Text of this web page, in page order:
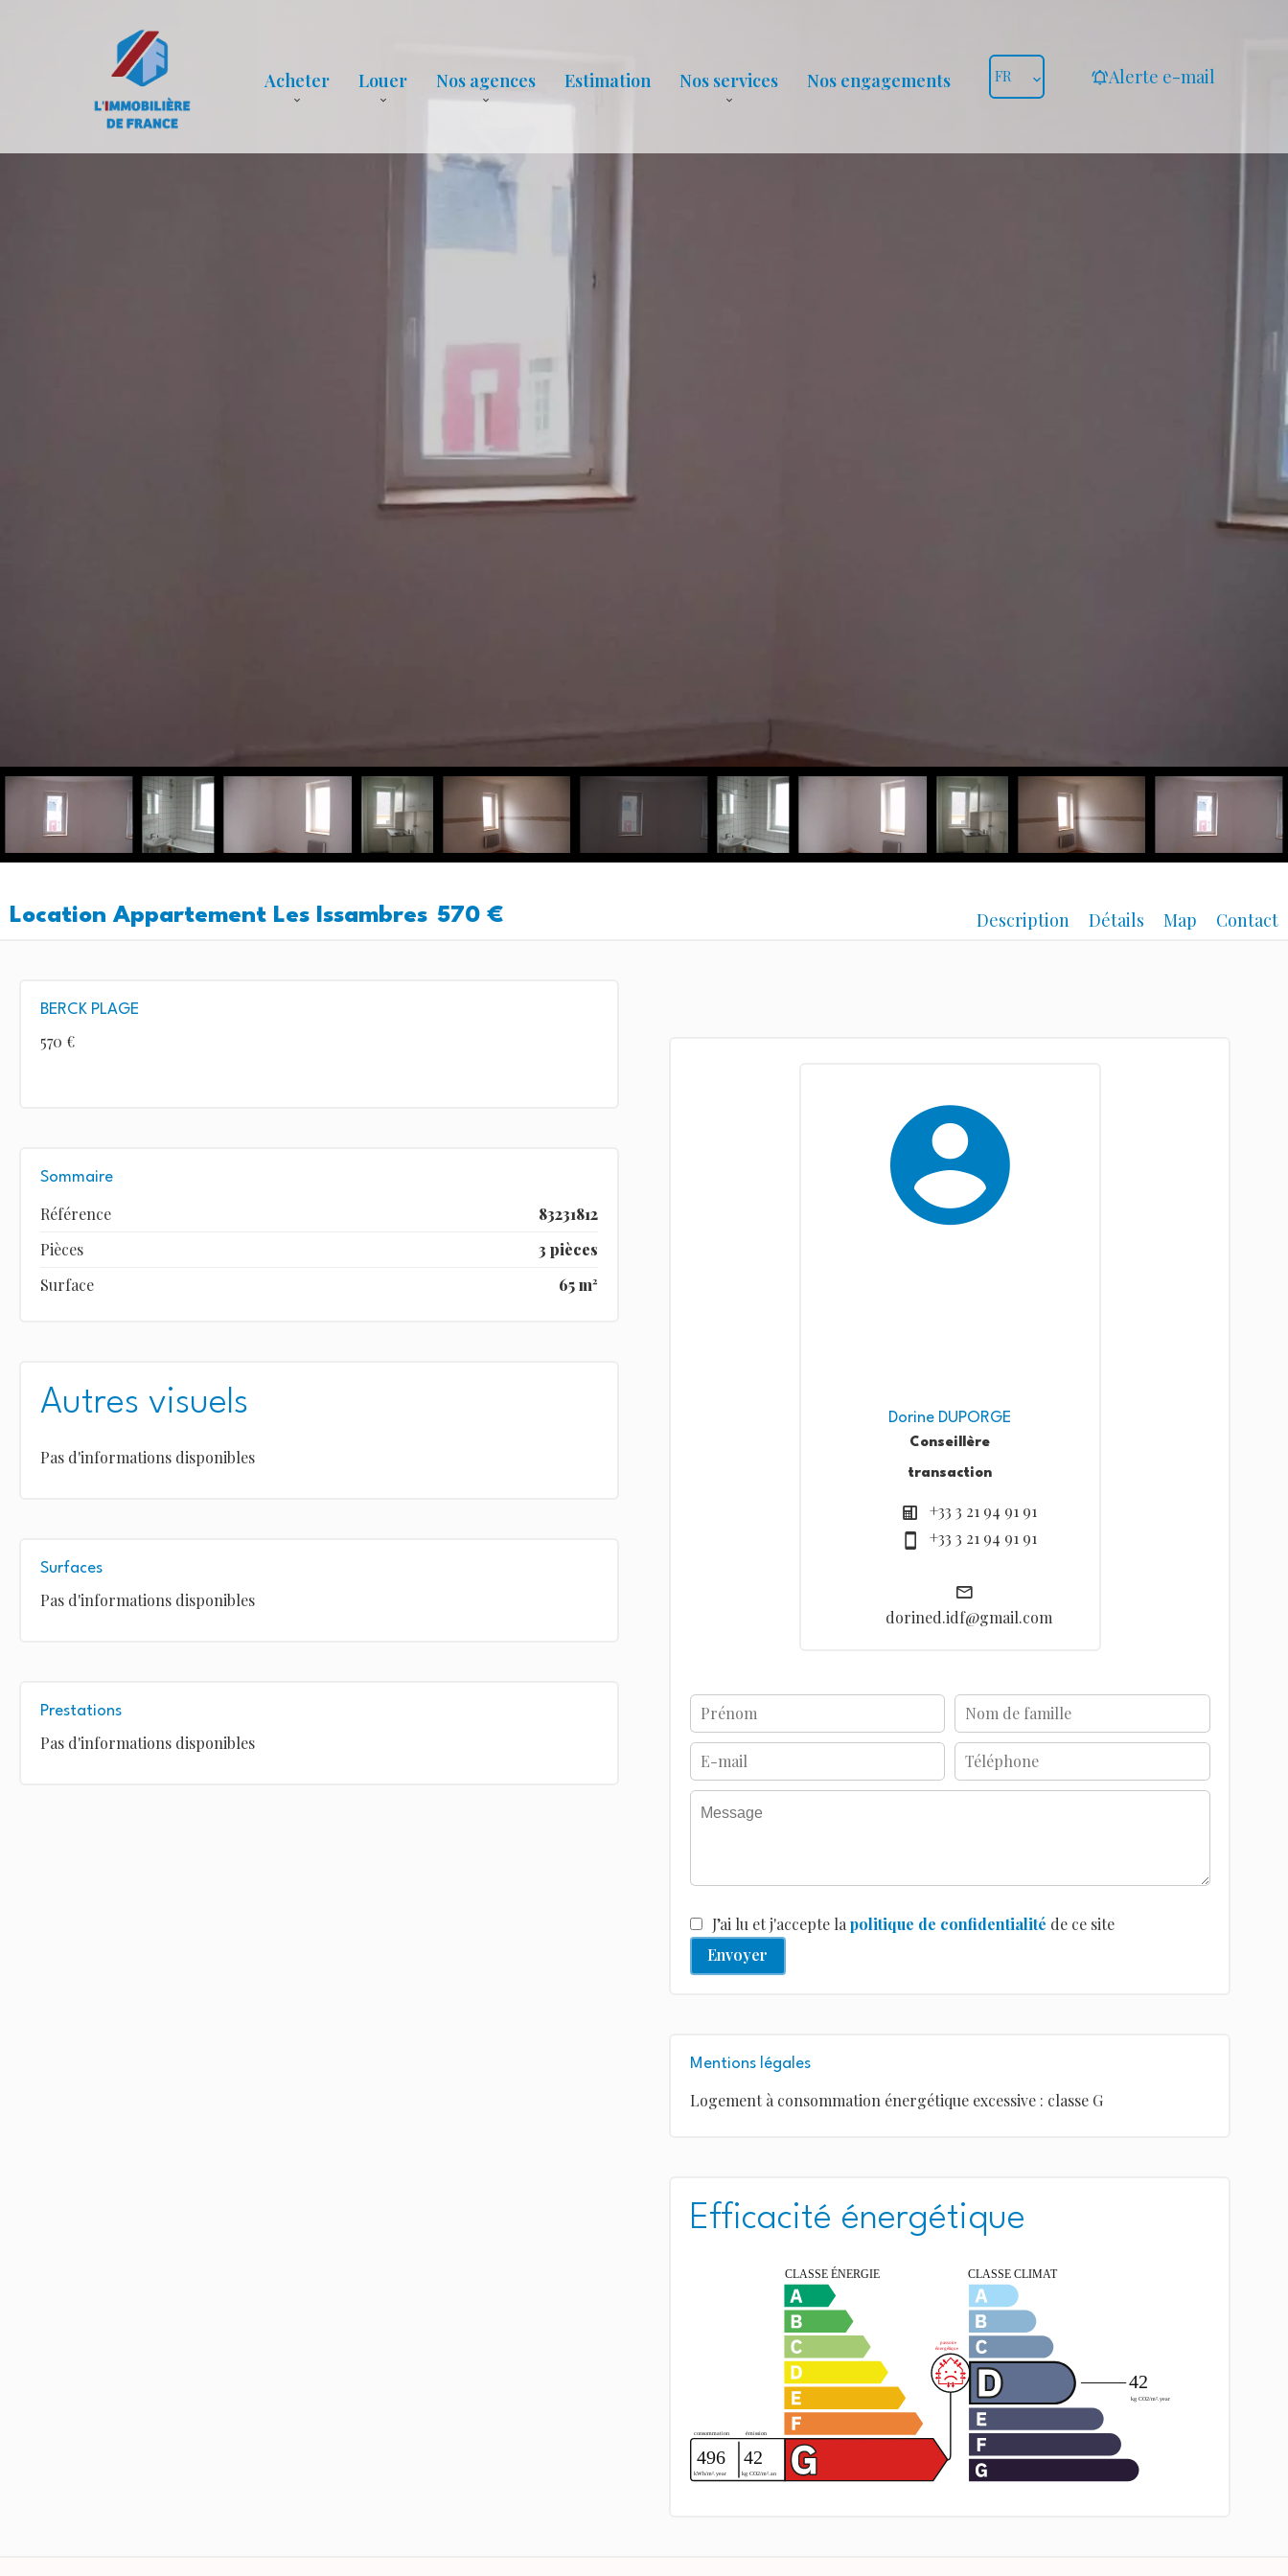
Acheter Louer Nos agences Estimation Nos services Nos engagements FR Alerte e-mail
Location Appartement Les Issambres 570 € Description Détails Map Contact
BERCK PLAGE
570 €
Sommaire
Référence
83231812
Pièces
3 pièces
Surface
65 m²
Autres visuels
Pas d'informations disponibles
Surfaces
Pas d'informations disponibles
Prestations
Pas d'informations disponibles
Dorine DUPORGE
Conseillère
transaction
+33 3 21 94 91 91
+33 3 21 94 91 91
dorined.idf@gmail.com
J’ai lu et j'accepte la politique de confidentialité de ce site
Envoyer
Mentions légales
Logement à consommation énergétique excessive : classe G
Efficacité énergétique